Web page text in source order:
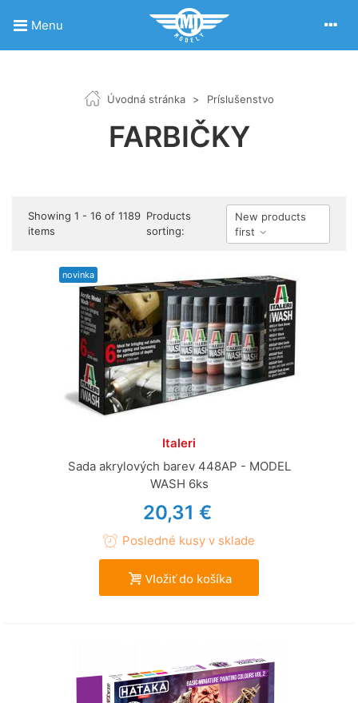
Menu
Úvodná stránka > Príslušenstvo
FARBIČKY
Showing 1 - 16 of 1189
items
Products
sorting:
New products
first
novinka
Italeri
Sada akrylových barev 448AP - MODEL
WASH 6ks
20,31 €
Posledné kusy v sklade
Vložiť do košíka